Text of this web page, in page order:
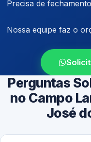
Precisa de
Nossa equipe faz o
Perguntas
no Campo
José